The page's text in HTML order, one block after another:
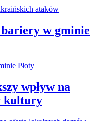
w gminie
wpływ na
kultury